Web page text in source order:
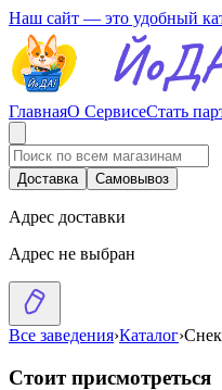
Наш сайт — это удобный
ГлавнаяО СервисеСтать
Доставка Самовывоз
Адрес доставки
Адрес не выбран
Все заведения›Каталог›
Стоит присмотреться